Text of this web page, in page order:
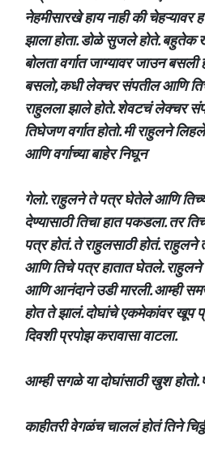
नेहमीसारखे हाय नाही की चेहऱ्यावर
झाला होता. डोळे सुजले होते. बहुतेक
बोलता वर्गात जाग्यावर जाउन
बसलो, कधी लेक्चर संपतील आणि
राहुलला झाले होते. शेवटचं लेक्चर
तिघेजण वर्गात होतो. मी राहुलने
आणि वर्गाच्या बाहेर निघून
गेलो. राहुलने ते पत्र घेतेले आणि
देण्यासाठी तिचा हात पकडला. तर
पत्र होतं. ते राहुलसाठी होतं. राहुलने
आणि तिचे पत्र हातात घेतले.
आणि आनंदाने उडी मारली. आम्ही
होत ते झालं. दोघांचे एकमेकांवर खूप
दिवशी प्रपोझ करावासा वाटला.
आम्ही सगळे या दोघांसाठी खुश होतो.
काहीतरी वेगळंच चाललं होतं तिने